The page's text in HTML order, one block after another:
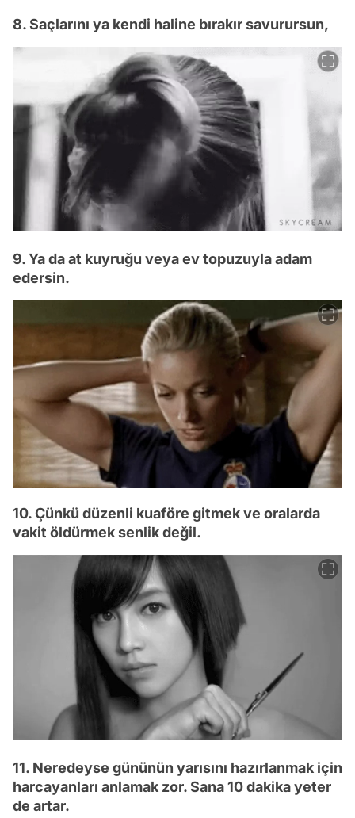
8. Saçlarını ya kendi haline bırakır savurursun,
9. Ya da at kuyruğu veya ev topuzuyla adam
edersin.
10. Çünkü düzenli kuaföre gitmek ve oralarda
vakit öldürmek senlik değil.
11. Neredeyse gününün yarısını hazırlanmak için
harcayanları anlamak zor. Sana 10 dakika yeter
de artar.